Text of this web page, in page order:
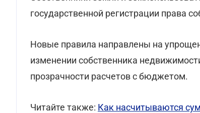
государственной регистрации права
Новые правила направлены на
изменении собственника
прозрачности расчетов с бюджетом.
Читайте также: Как насчитываются